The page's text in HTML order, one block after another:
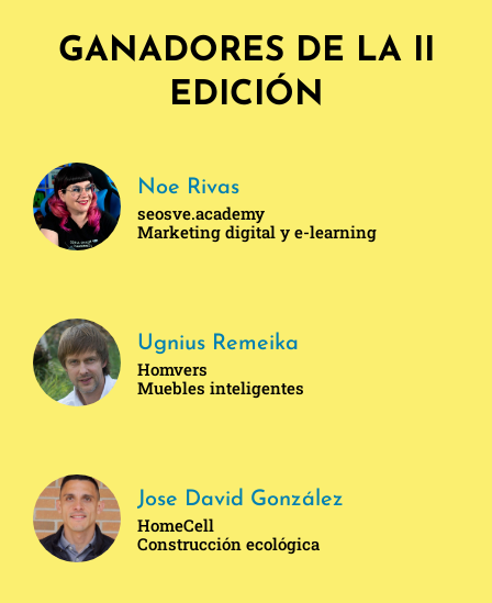
GANADORES DE LA II
EDICIÓN
Noe Rivas
seosve.academy
Marketing digital y e-learning
Ugnius Remeika
Homvers
Muebles inteligentes
Jose David González
HomeCell
Construcción ecológica